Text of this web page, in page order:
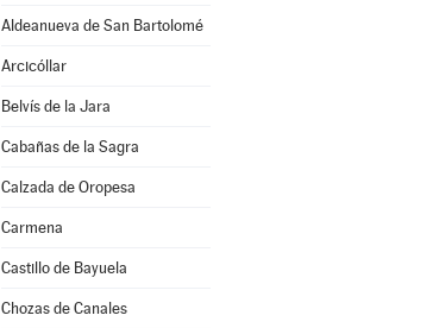
Aldeanueva de San Bartolomé
Arcicóllar
Belvís de la Jara
Cabañas de la Sagra
Calzada de Oropesa
Carmena
Castillo de Bayuela
Chozas de Canales